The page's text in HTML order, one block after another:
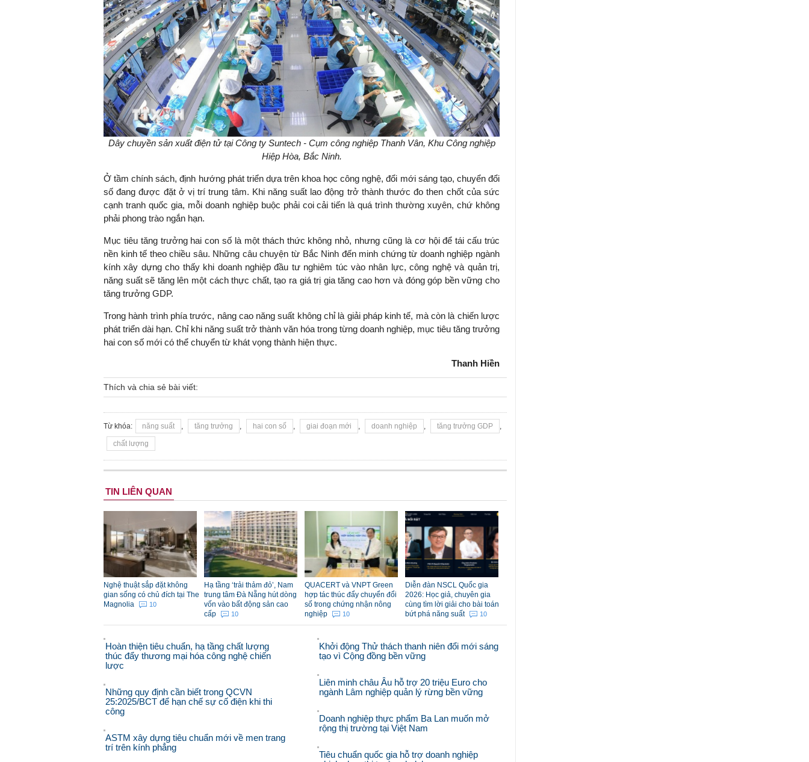
Dây chuyền sản xuất điện tử tại Công ty Suntech - Cụm công nghiệp Thanh Vân, Khu Công nghiệp
Hiệp Hòa, Bắc Ninh.
Ở tầm chính sách, định hướng phát triển dựa trên khoa học công nghệ, đổi mới sáng tạo, chuyển đổi
số đang được đặt ở vị trí trung tâm. Khi năng suất lao động trở thành thước đo then chốt của sức
cạnh tranh quốc gia, mỗi doanh nghiệp buộc phải coi cải tiến là quá trình thường xuyên, chứ không
phải phong trào ngắn hạn.
Mục tiêu tăng trưởng hai con số là một thách thức không nhỏ, nhưng cũng là cơ hội để tái cấu trúc
nền kinh tế theo chiều sâu. Những câu chuyện từ Bắc Ninh đến minh chứng từ doanh nghiệp ngành
kính xây dựng cho thấy khi doanh nghiệp đầu tư nghiêm túc vào nhân lực, công nghệ và quản trị,
năng suất sẽ tăng lên một cách thực chất, tạo ra giá trị gia tăng cao hơn và đóng góp bền vững cho
tăng trưởng GDP.
Trong hành trình phía trước, nâng cao năng suất không chỉ là giải pháp kinh tế, mà còn là chiến lược
phát triển dài hạn. Chỉ khi năng suất trở thành văn hóa trong từng doanh nghiệp, mục tiêu tăng trưởng
hai con số mới có thể chuyển từ khát vọng thành hiện thực.
Thanh Hiền
Thích và chia sẻ bài viết:
Từ khóa: năng suất , tăng trưởng , hai con số , giai đoạn mới , doanh nghiệp , tăng trưởng GDP ,
chất lượng
TIN LIÊN QUAN
Nghệ thuật sắp đặt không
gian sống có chủ đích tại The
Magnolia
10
Hạ tầng ‘trải thảm đỏ’, Nam
trung tâm Đà Nẵng hút dòng
vốn vào bất động sản cao
cấp
10
QUACERT và VNPT Green
hợp tác thúc đẩy chuyển đổi
số trong chứng nhận nông
nghiệp
10
Diễn đàn NSCL Quốc gia
2026: Học giả, chuyên gia
cùng tìm lời giải cho bài toán
bứt phá năng suất
10
Hoàn thiện tiêu chuẩn, hạ tầng chất lượng
thúc đẩy thương mại hóa công nghệ chiến
lược
Những quy định cần biết trong QCVN
25:2025/BCT để hạn chế sự cố điện khi thi
công
ASTM xây dựng tiêu chuẩn mới về men trang
trí trên kính phẳng
Khởi động Thử thách thanh niên đổi mới sáng
tạo vì Cộng đồng bền vững
Liên minh châu Âu hỗ trợ 20 triệu Euro cho
ngành Lâm nghiệp quản lý rừng bền vững
Doanh nghiệp thực phẩm Ba Lan muốn mở
rộng thị trường tại Việt Nam
Tiêu chuẩn quốc gia hỗ trợ doanh nghiệp